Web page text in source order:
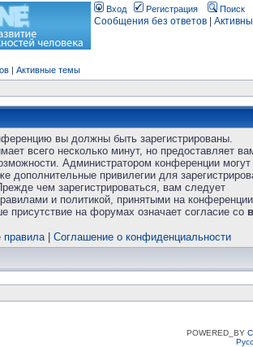
Вход Регистрация Поиск
Сообщения без ответов
| Активные темы
вы должны быть зарегистрированы.
всего несколько минут, но предоставляет
Администратором конференции
дополнительные привилегии для
чем зарегистрироваться, вам следует
и политикой, принятыми на
присутствие на форумах означает согласие со
| Соглашение о конфиденциальности
POWERED_BY